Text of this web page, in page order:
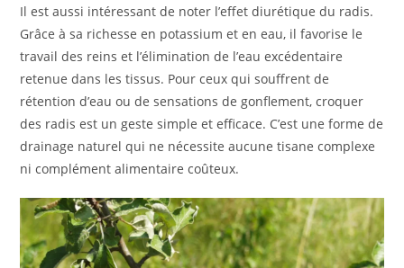
Il est aussi intéressant de noter l’effet diurétique du radis.
Grâce à sa richesse en potassium et en eau, il favorise le
travail des reins et l’élimination de l’eau excédentaire
retenue dans les tissus. Pour ceux qui souffrent de
rétention d’eau ou de sensations de gonflement, croquer
des radis est un geste simple et efficace. C’est une forme de
drainage naturel qui ne nécessite aucune tisane complexe
ni complément alimentaire coûteux.